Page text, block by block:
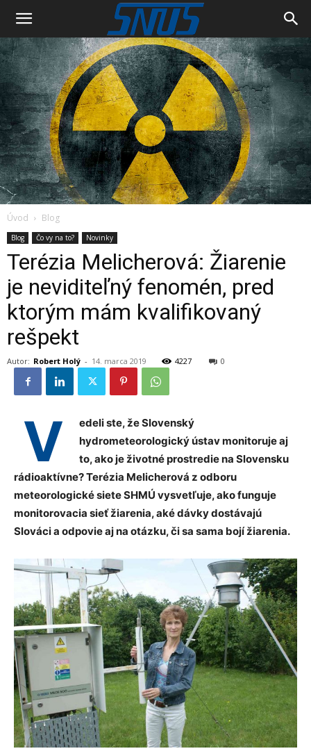
Úvod Blog
Blog Čo vy na to? Novinky
Terézia Melicherová: Žiarenie
je neviditeľný fenomén, pred
ktorým mám kvalifikovaný
rešpekt
Autor: Robert Holý - 14. marca 2019 4227 0
V
edeli ste, že Slovenský
hydrometeorologický ústav monitoruje aj
to, ako je životné prostredie na Slovensku
rádioaktívne?Terézia Melicherová z odboru
meteorologické siete SHMÚ vysvetľuje, ako funguje
monitorovacia sieť žiarenia, aké dávky dostávajú
Slováci a odpovie aj na otázku, či sa sama bojí žiarenia.